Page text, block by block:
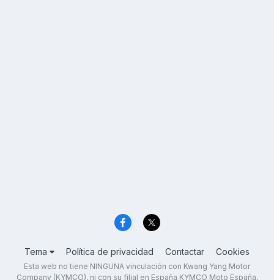
Tema Política de privacidad Contactar Cookies
Esta web no tiene NINGUNA vinculación con Kwang Yang Motor
Company (KYMCO), ni con su filial en España KYMCO Moto España,